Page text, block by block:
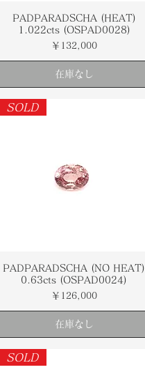
PADPARADSCHA (HEAT)
1.022cts (OSPAD0028)
価格
￥132,000
在庫なし
SOLD
PADPARADSCHA (NO HEAT)
0.63cts (OSPAD0024)
価格
￥126,000
在庫なし
SOLD